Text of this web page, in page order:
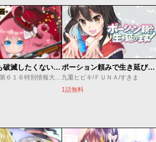
どうしても破滅したくない悪役令嬢が現代兵器を手にした結果がこれです
園心ふつう/第６１６特別情報大隊/無惑桑
ポーション頼みで生き延びます！
九重ヒビキ/ＦＵＮＡ/すきま
1話無料